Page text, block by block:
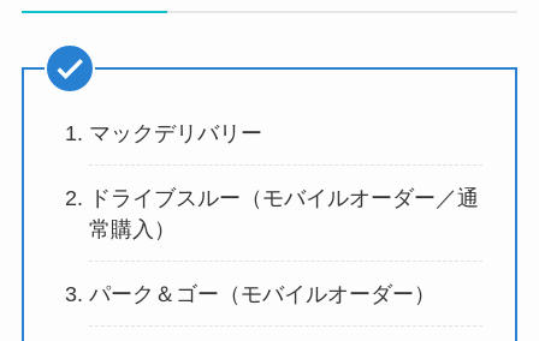
マックデリバリー
ドライブスルー（モバイルオーダー／通
常購入）
パーク＆ゴー（モバイルオーダー）